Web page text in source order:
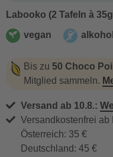
Labooko (2 Tafeln à
vegan
Bis zu 50 Choco
Mitglied sammeln.
Versand ab 10.8.:
Versandkostenfrei ab
Österreich: 35 €
Deutschland: 45 €